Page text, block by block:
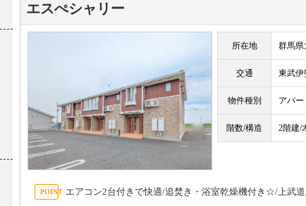
エスぺシャリー
所在地 群馬県
交通 東武
物件種別 アパー
階数/構造 2階建/
エアコン2台付きで快適/追焚き・浴室乾燥機付き☆/上武